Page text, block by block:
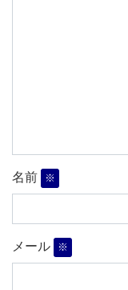
名前 ※
メール ※